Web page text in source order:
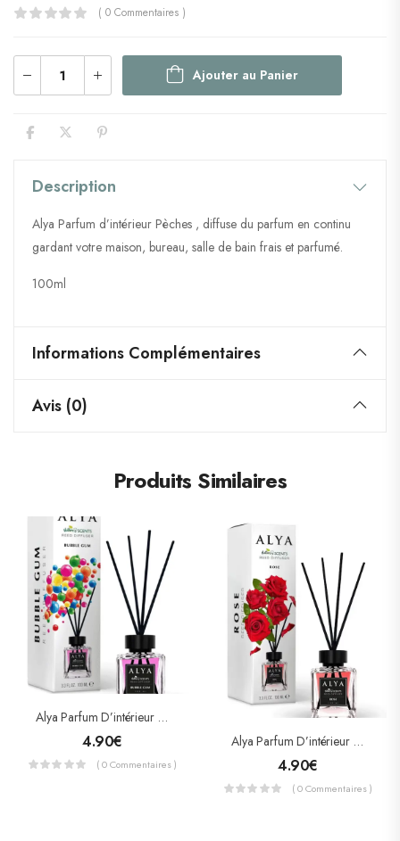
( 0 Commentaires )
Ajouter au Panier
Description
Alya Parfum d’intérieur Pèches , diffuse du parfum en continu
gardant votre maison, bureau, salle de bain frais et parfumé.
100ml
Informations Complémentaires
Avis (0)
Produits Similaires
Alya Parfum D’intérieur Bubble Gum 100ml
4.90€
( 0 Commentaires )
Alya Parfum D’intérieur A La Rose 100ml
4.90€
( 0 Commentaires )